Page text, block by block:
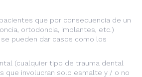
que por consecuencia de un
ortodoncia, implantes, etc.)
pueden dar casos como los
(cualquier tipo de trauma dental
que involucran solo esmalte y / o no